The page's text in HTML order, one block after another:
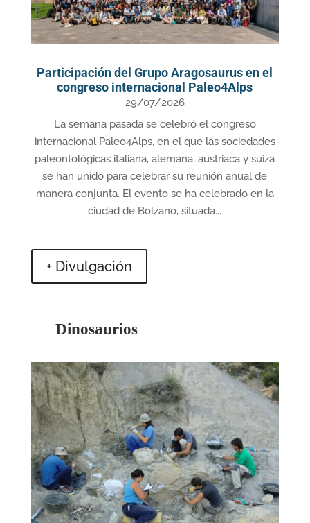
Participación del Grupo Aragosaurus en el
congreso internacional Paleo4Alps
29/07/2026
La semana pasada se celebró el congreso
internacional Paleo4Alps, en el que las sociedades
paleontológicas italiana, alemana, austriaca y suiza
se han unido para celebrar su reunión anual de
manera conjunta. El evento se ha celebrado en la
ciudad de Bolzano, situada...
+ Divulgación
Dinosaurios